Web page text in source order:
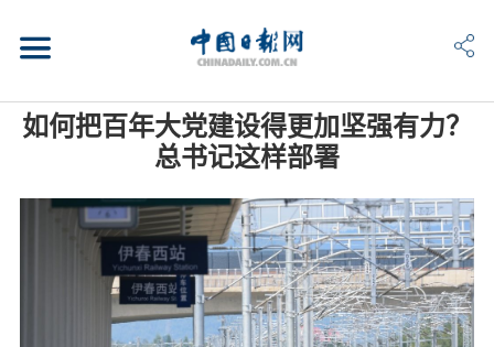
如何把百年大党建设得更加坚强有力？
总书记这样部署